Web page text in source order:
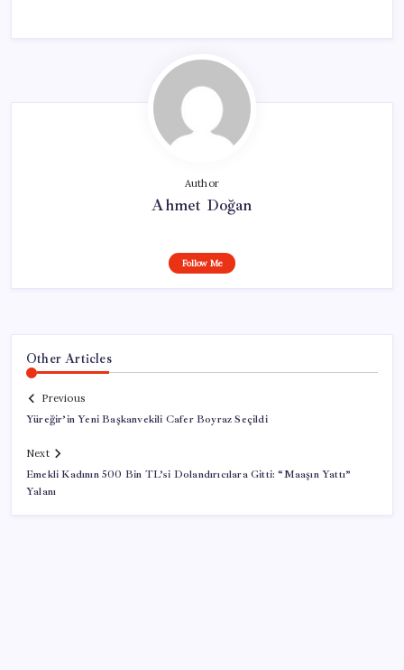
Author
Ahmet Doğan
Follow Me
Other Articles
Previous
Yüreğir’in Yeni Başkanvekili Cafer Boyraz Seçildi
Next
Emekli Kadının 500 Bin TL’si Dolandırıcılara Gitti: “Maaşın Yattı”
Yalanı